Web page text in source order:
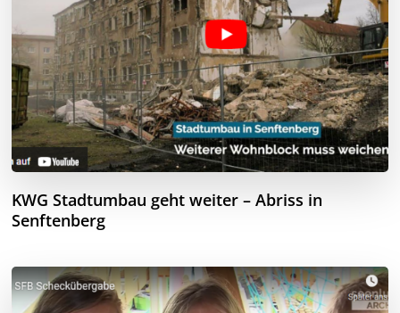
KWG Stadtumbau geht weiter – Abriss in
Senftenberg